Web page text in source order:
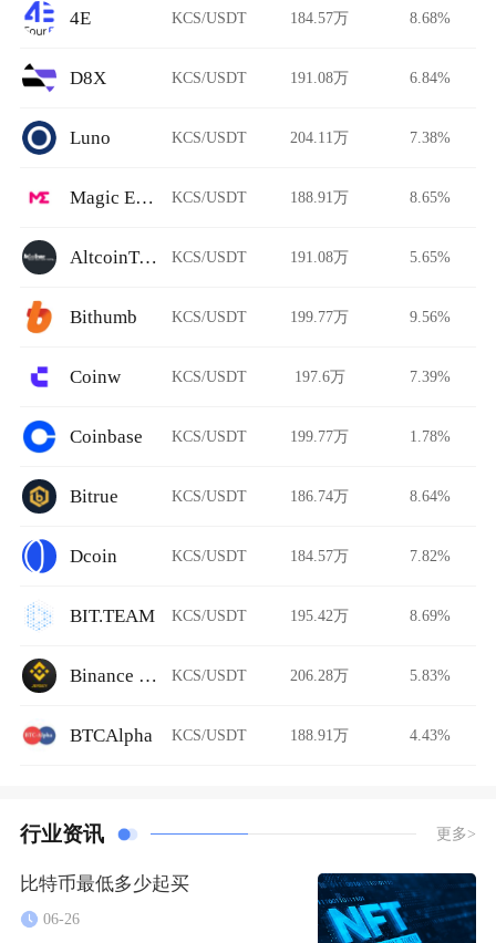
4E KCS/USDT 184.57万 8.68%
D8X KCS/USDT 191.08万 6.84%
Luno KCS/USDT 204.11万 7.38%
Magic Eden KCS/USDT 188.91万 8.65%
AltcoinTrader KCS/USDT 191.08万 5.65%
Bithumb KCS/USDT 199.77万 9.56%
Coinw KCS/USDT 197.6万 7.39%
Coinbase KCS/USDT 199.77万 1.78%
Bitrue KCS/USDT 186.74万 8.64%
Dcoin KCS/USDT 184.57万 7.82%
BIT.TEAM KCS/USDT 195.42万 8.69%
Binance Jersey KCS/USDT 206.28万 5.83%
BTCAlpha KCS/USDT 188.91万 4.43%
行业资讯 更多>
比特币最低多少起买
06-26